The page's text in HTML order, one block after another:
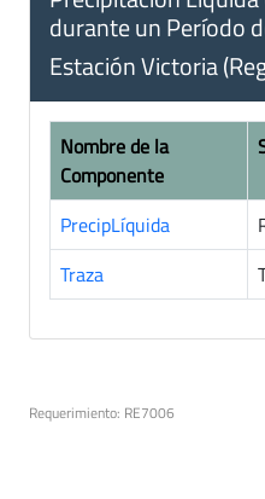
durante un Período
Estación Victoria
Nombre de la
Componente
PrecipLíquida
Traza
Requerimiento: RE7006